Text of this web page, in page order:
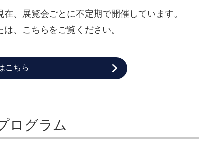
、展覧会ごとに不定期で開催しています。
、こちらをご覧ください。
こちら
ログラム